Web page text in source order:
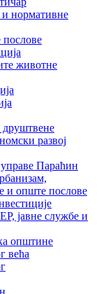
нормативне
животне
друштвене
развој
Параћин
и опште послове
јавне службе и
општине
већа